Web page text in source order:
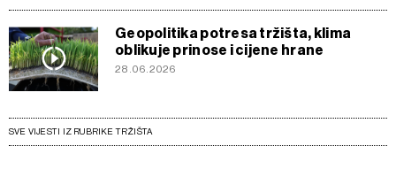
Geopolitika potresa tržišta, klima
oblikuje prinose i cijene hrane
28.06.2026
SVE VIJESTI IZ RUBRIKE TRŽIŠTA